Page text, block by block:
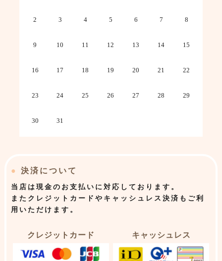
2 3 4 5 6 7 8
9 10 11 12 13 14 15
16 17 18 19 20 21 22
23 24 25 26 27 28 29
30 31
● 決済について
当店は 現金のお支払いに対応しております。
またクレジットカードやキャッシュレス決済もご利
用いただけます。
クレジットカード キャッシュレス